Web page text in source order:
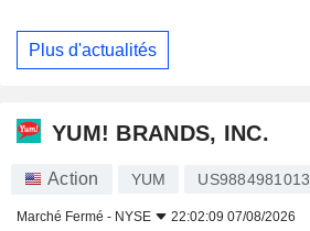
Plus d'actualités
YUM! BRANDS, INC.
Action YUM US9884981013
Marché Fermé - NYSE 22:02:09 07/08/2026